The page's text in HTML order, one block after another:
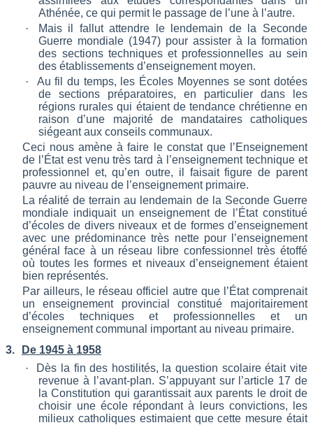
Athénée, ce qui permit le passage de l’une à l’autre.
·
Mais il fallut attendre le lendemain de la Seconde
Guerre mondiale (1947) pour assister à la formation
des sections techniques et professionnelles au sein
des établissements d’enseignement moyen.
·
Au fil du temps, les Écoles Moyennes se sont dotées
de sections préparatoires, en particulier dans les
régions rurales qui étaient de tendance chrétienne en
raison d’une majorité de mandataires catholiques
siégeant aux conseils communaux.
Ceci nous amène à faire le constat que l’Enseignement
de l’État est venu très tard à l’enseignement technique et
professionnel et, qu’en outre, il faisait figure de parent
pauvre au niveau de l’enseignement primaire.
La réalité de terrain au lendemain de la Seconde Guerre
mondiale indiquait un enseignement de l’État constitué
d’écoles de divers niveaux et de formes d’enseignement
avec une prédominance très nette pour l’enseignement
général face à un réseau libre confessionnel très étoffé
où toutes les formes et niveaux d’enseignement étaient
bien représentés.
Par ailleurs, le réseau officiel autre que l’État comprenait
un enseignement provincial constitué majoritairement
d’écoles techniques et professionnelles et un
enseignement communal important au niveau primaire.
3.
De 1945 à 1958
·
Dès la fin des hostilités, la question scolaire était vite
revenue à l’avant-plan. S’appuyant sur l’article 17 de
la Constitution qui garantissait aux parents le droit de
choisir une école répondant à leurs convictions, les
milieux catholiques estimaient que cette mesure était